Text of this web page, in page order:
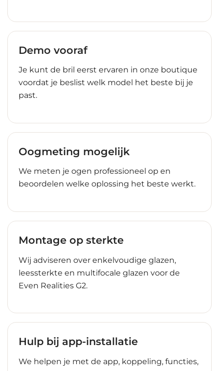
Demo vooraf
Je kunt de bril eerst ervaren in onze boutique
voordat je beslist welk model het beste bij je
past.
Oogmeting mogelijk
We meten je ogen professioneel op en
beoordelen welke oplossing het beste werkt.
Montage op sterkte
Wij adviseren over enkelvoudige glazen,
leessterkte en multifocale glazen voor de
Even Realities G2.
Hulp bij app-installatie
We helpen je met de app, koppeling, functies,